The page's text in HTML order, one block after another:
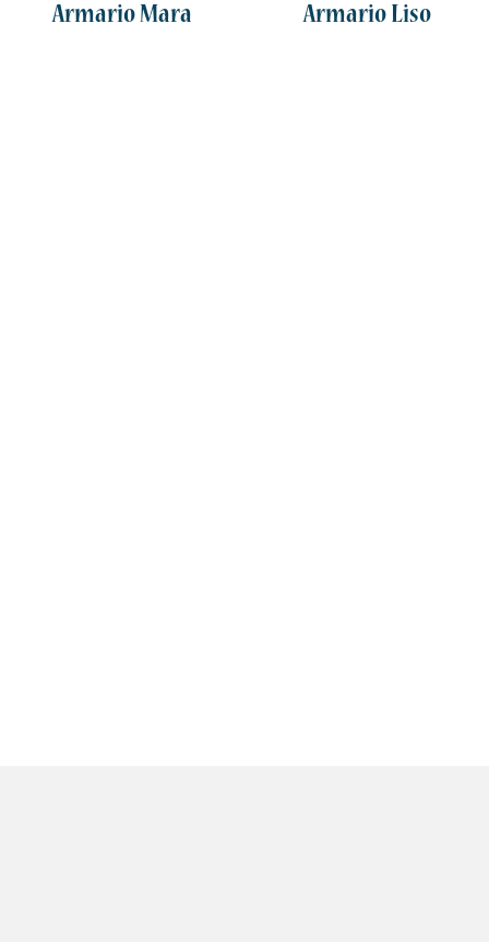
Armario Mara Armario Liso